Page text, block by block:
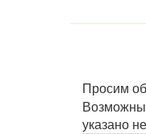
Просим
указано